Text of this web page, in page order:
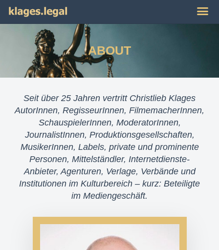
ABOUT
Seit über 25 Jahren vertritt Christlieb Klages
AutorInnen, RegisseurInnen, FilmemacherInnen,
SchauspielerInnen, ModeratorInnen,
JournalistInnen, Produktionsgesellschaften,
MusikerInnen, Labels, private und prominente
Personen, Mittelständler, Internetdienste-
Anbieter, Agenturen, Verlage, Verbände und
Institutionen im Kulturbereich – kurz: Beteiligte
im Mediengeschäft.